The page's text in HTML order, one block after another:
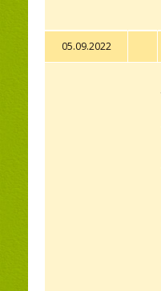
05.09.2022